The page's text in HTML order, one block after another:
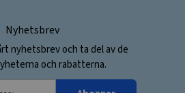
Nyhetsbrev
nyhetsbrev och ta del av de
och rabatterna.